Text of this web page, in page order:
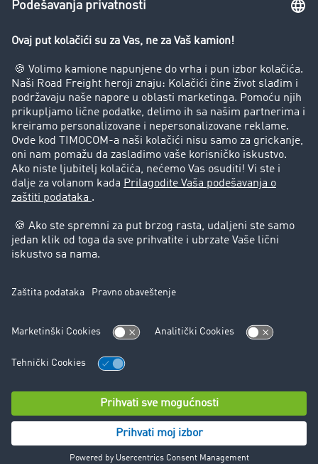
Preduzeće
Uspešne priče
Korisnici preporučuju korisnike
Pravna pitanja
Impressum
Opšti uslovi korišćenja
Zaštita podataka
Cookie-Einstellungen
Podrška
© TIMOCOM GmbH 2024. Sva prava zadržana